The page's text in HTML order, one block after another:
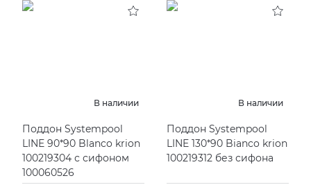
В наличии
Поддон Systempool
LINE 90*90 Blanco krion
100219304 с сифоном
100060526
В наличии
Поддон Systempool
LINE 130*90 Bianco krion
100219312 без сифона